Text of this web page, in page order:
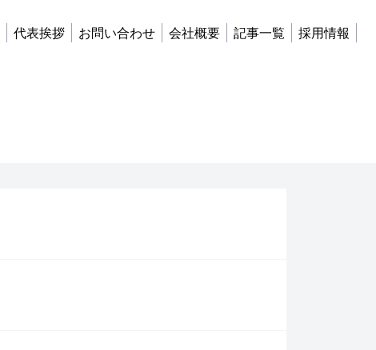
代表挨拶 お問い合わせ 会社概要 記事一覧 採用情報